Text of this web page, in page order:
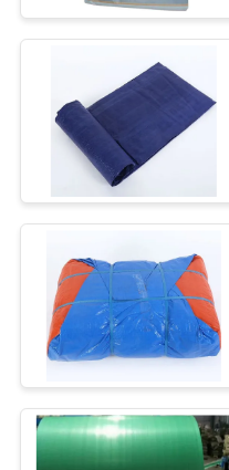
오
트
PRIVACY
POLICY
몽고인
군 육군